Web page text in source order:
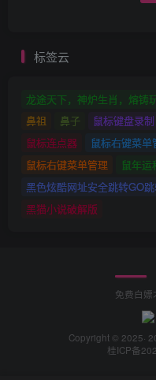
标签云
龙途天下，神炉生肖，熔铸
鼻祖
鼻子
鼠标键盘录
鼠标连点器
鼠标右键菜
鼠标右键菜单管理
鼠年运
黑色炫酷网址安全跳转GO
黑猫小说破解版
免费白嫖
Copyright © 2025·
桂ICP备